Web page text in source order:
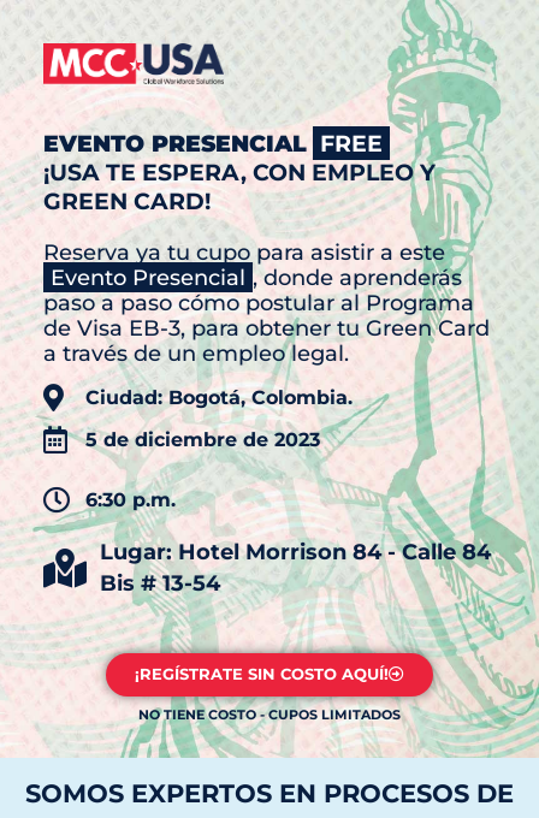
EVENTO PRESENCIAL FREE
¡USA TE ESPERA, CON EMPLEO Y
GREEN CARD!
Reserva ya tu cupo para asistir a este
Evento Presencial , donde aprenderás
paso a paso cómo postular al Programa
de Visa EB-3, para obtener tu Green Card
a través de un empleo legal.
Ciudad: Bogotá, Colombia.
5 de diciembre de 2023
6:30 p.m.
Lugar: Hotel Morrison 84 - Calle 84
Bis # 13-54
¡REGÍSTRATE SIN COSTO AQUÍ!
NO TIENE COSTO - CUPOS LIMITADOS
SOMOS EXPERTOS EN PROCESOS DE